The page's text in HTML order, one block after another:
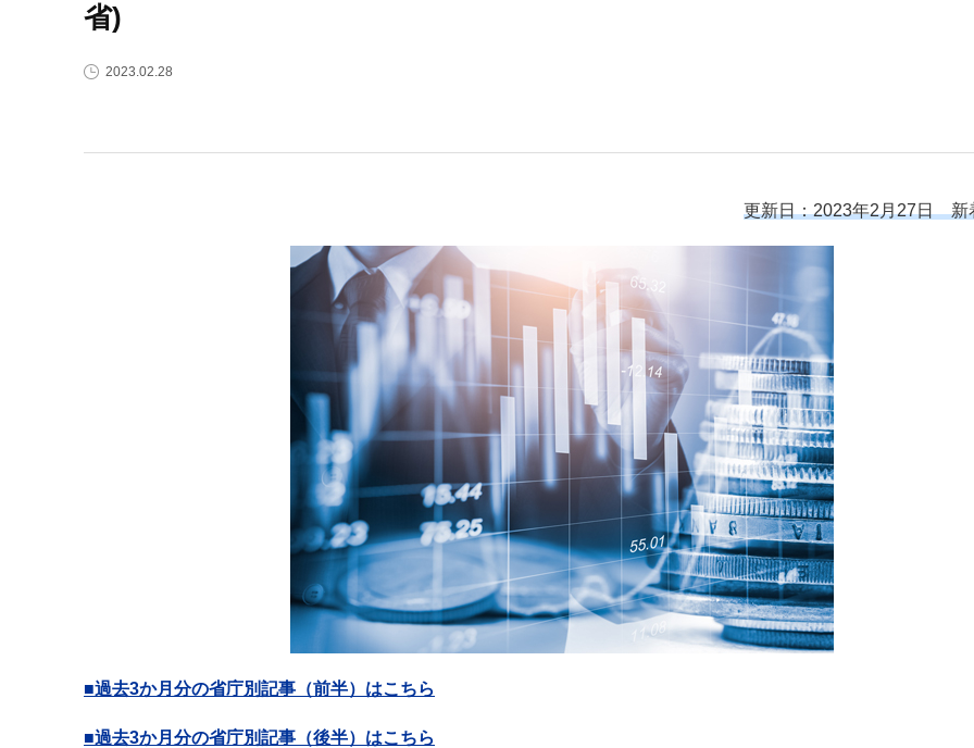
省)
2023.02.28
更新日：2023年2月27日 新
■過去3か月分の省庁別記事（前半）はこちら
■過去3か月分の省庁別記事（後半）はこちら